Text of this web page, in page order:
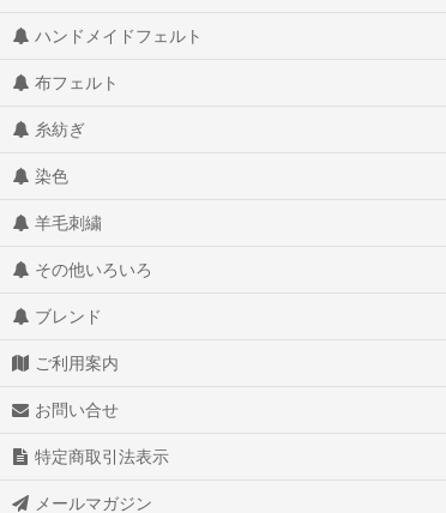
ハンドメイドフェルト
布フェルト
糸紡ぎ
染色
羊毛刺繍
その他いろいろ
ブレンド
ご利用案内
お問い合せ
特定商取引法表示
メールマガジン